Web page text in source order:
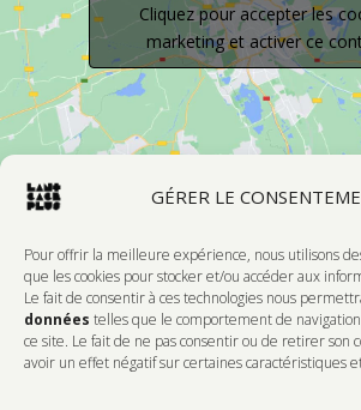
GÉRER LE
Pour offrir la meilleure expérience, nous utilisons
que les cookies pour stocker et/ou accéder aux
Le fait de consentir à ces technologies nous
données telles que le comportement de
ce site. Le fait de ne pas consentir ou de retirer son
avoir un effet négatif sur certaines caractéristiques
Cliquez pour accepter les
marketing et activer ce
DONNEZ DE L'AMOUR À